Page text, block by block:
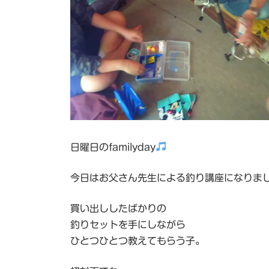
日曜日のfamilyday
今日はお父さん先生による釣り講座になりま
買い出ししたばかりの
釣りセットを手にしながら
ひとつひとつ教えてもらう子。